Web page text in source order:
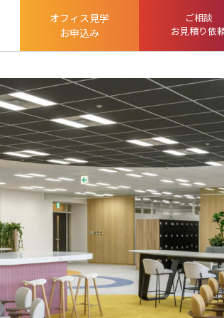
オフィス見学
お申込み
ご相談
お見積り依